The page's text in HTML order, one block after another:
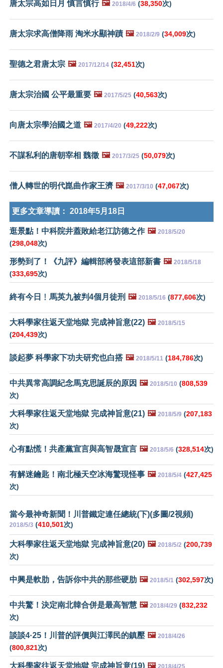
唐太宗高如日月 慎言慎行 🖼️ 2018/4/6 (38,350次)
唐太宗求高僧降雨 淘米水顯神蹟 🖼️ 2018/2/9 (34,009次)
聖德之君唐太宗 🖼️ 2017/12/14 (32,451次)
唐太宗治國 公平最重要 🖼️ 2017/5/25 (40,563次)
向唐太宗學治國之道 🖼️ 2017/4/20 (49,222次)
不謀私利的唐朝宰相 魏徵 🖼️ 2017/3/25 (50,079次)
僧人轉世的明代崑曲作家王濟 🖼️ 2017/3/10 (47,067次)
更多文章導讀： 2018年5月18日
逛景點！中科院井蓋敗給老江訪德之作 🖼️ 2018/5/20
(298,048次)
形勢到了！《九評》編輯部將發表這部新書 🖼️ 2018/5/18
(333,695次)
終有今日﹗馬英九被判4個月徒刑 🖼️ 2018/5/16 (877,606次)
大科學家往返天堂地獄 完成神旨意(22) 🖼️ 2018/5/15
(204,439次)
談起夢 科學家下功夫研究也白搭 🖼️ 2018/5/11 (184,786次)
中共異常高調紀念馬克思誕辰的原因 🖼️ 2018/5/10 (808,539
次)
大科學家往返天堂地獄 完成神旨意(21) 🖼️ 2018/5/9 (207,183
次)
心有點慌！共產黨宣言與高智晟宣言 🖼️ 2018/5/6 (328,514次)
有解迷鑰匙！南北極天空冰海驚現怪事 🖼️ 2018/5/4 (427,425
次)
當今最神奇新聞！川普鐵定連任總統(下)(多圖/2視頻)
2018/5/3 (410,501次)
大科學家往返天堂地獄 完成神旨意(20) 🖼️ 2018/5/2 (200,739
次)
中興是軟肋，告訴你中共的那些硬肋 🖼️ 2018/5/1 (302,597次)
中共驚！決定南北韓合併是最高智慧 🖼️ 2018/4/29 (832,232
次)
談談4·25！川普的評價與江澤民的鎮壓 🖼️ 2018/4/26
(800,821次)
大科學家往返天堂地獄 完成神旨意(19) 🖼️ 2018/4/25